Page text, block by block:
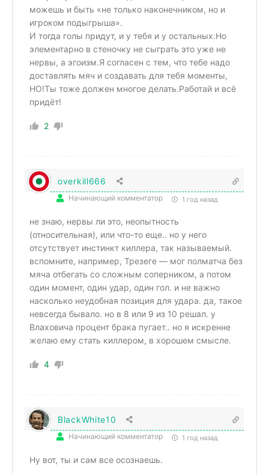
можешь и быть «не только наконечником, но и
игроком подыгрыша».
И тогда голы придут, и у тебя и у остальных.Но
элементарно в стеночку не сыграть это уже не
нервы, а эгоизм.Я согласен с тем, что тебе надо
доставлять мяч и создавать для тебя моменты,
НО!Ты тоже должен многое делать.Работай и всё
придёт!
2
overkill666
Начинающий комментатор 1 год назад
не знаю, нервы ли это, неопытность
(относительная), или что-то еще.. но у него
отсутствует инстинкт киллера, так называемый.
вспомните, например, Трезеге — мог полматча без
мяча отбегать со сложным соперником, а потом
один момент, один удар, один гол. и не важно
насколько неудобная позиция для удара. да, такое
невсегда бывало. но в 8 или 9 из 10 решал. у
Влаховича процент брака пугает.. но я искренне
желаю ему стать киллером, в хорошем смысле.
4
BlackWhite10
Начинающий комментатор 1 год назад
Ну вот, ты и сам все осознаешь.